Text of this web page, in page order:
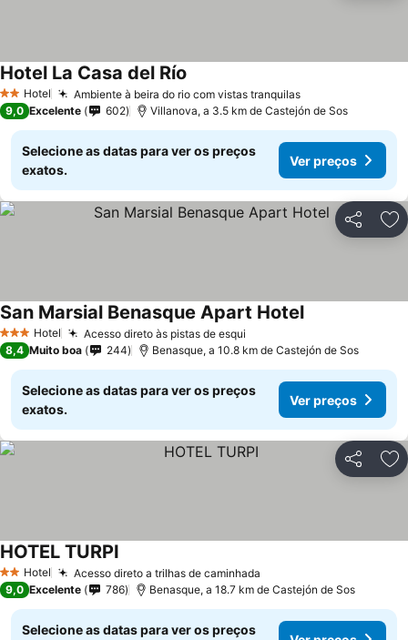
2 Estrelas
Hotel Ambiente à beira do rio com vistas tranquilasVer preços
Hotel La Casa del Río
9,0 Excelente 602 Villanova, a 3.5 km de Castejón de Sos
Selecione as datas para ver os preços
exatos.
Ver preços
Partilhar
3 EstrelasHotel Acesso direto às pistas de esqui
San Marsial Benasque Apart HotelVer preços
8,4 Muito boa 244 Benasque, a 10.8 km de Castejón de Sos
Selecione as datas para ver os preços
exatos.
Ver preços
Partilhar
2 Estrelas
Hotel Acesso direto a trilhas de caminhada
HOTEL TURPI
9,0 Excelente 786 Benasque, a 18.7 km de Castejón de Sos
Selecione as datas para ver os preços